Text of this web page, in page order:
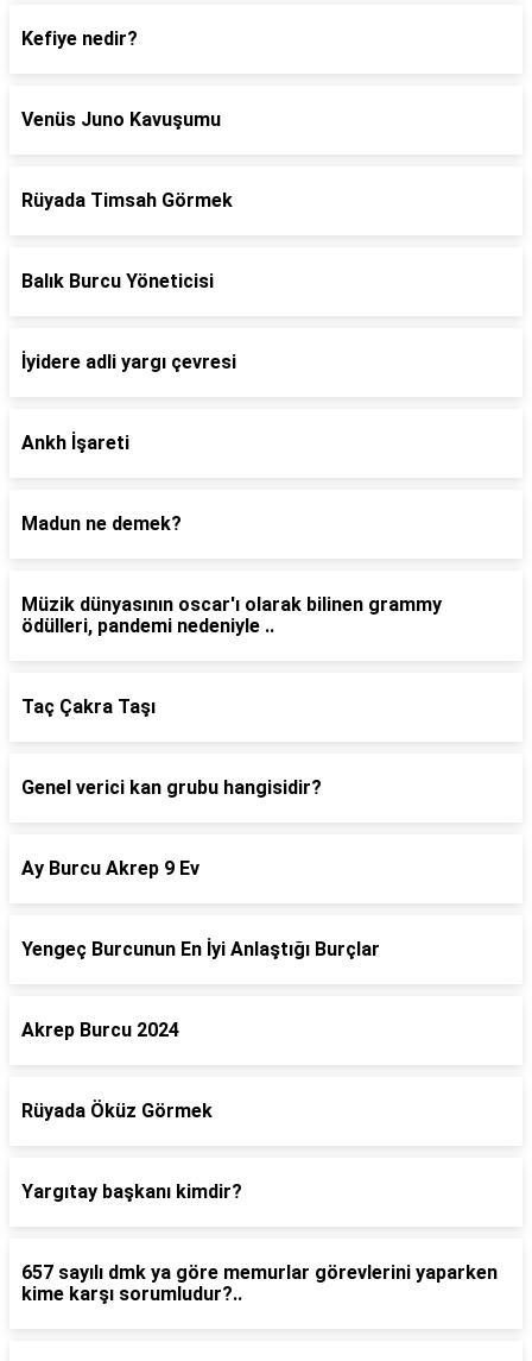
Kefiye nedir?
Venüs Juno Kavuşumu
Rüyada Timsah Görmek
Balık Burcu Yöneticisi
İyidere adli yargı çevresi
Ankh İşareti
Madun ne demek?
Müzik dünyasının oscar'ı olarak bilinen grammy
ödülleri, pandemi nedeniyle ..
Taç Çakra Taşı
Genel verici kan grubu hangisidir?
Ay Burcu Akrep 9 Ev
Yengeç Burcunun En İyi Anlaştığı Burçlar
Akrep Burcu 2024
Rüyada Öküz Görmek
Yargıtay başkanı kimdir?
657 sayılı dmk ya göre memurlar görevlerini yaparken
kime karşı sorumludur?..